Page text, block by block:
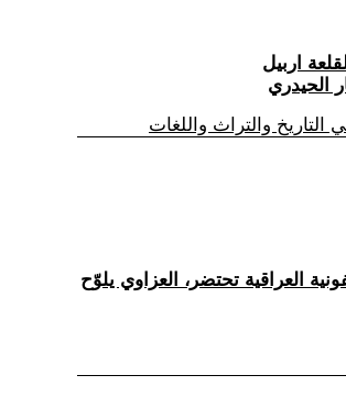
الحيدري
والتراث واللغات
العراقية تحتضر، العزاوي يلوّح